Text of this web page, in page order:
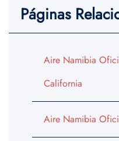
Páginas
Aire Namibia
California
Aire Namibia